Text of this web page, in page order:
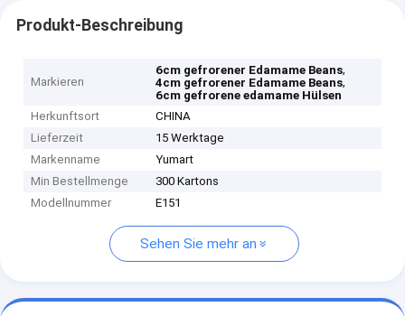
Produkt-Beschreibung
Markieren
6cm gefrorener Edamame Beans,
4cm gefrorener Edamame Beans,
6cm gefrorene edamame Hülsen
Herkunftsort
CHINA
Lieferzeit
15 Werktage
Markenname
Yumart
Min Bestellmenge
300 Kartons
Modellnummer
E151
Sehen Sie mehr an